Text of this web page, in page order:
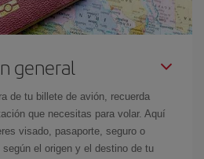
general
de tu billete de avión, recuerda
que necesitas para volar. Aquí
visado, pasaporte, seguro o
el origen y el destino de tu